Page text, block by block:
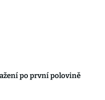
po první polovině